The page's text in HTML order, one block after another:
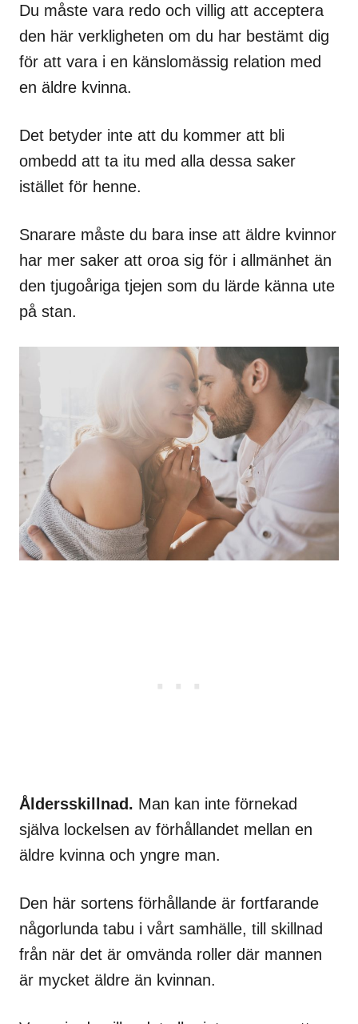
Du måste vara redo och villig att acceptera
den här verkligheten om du har bestämt dig
för att vara i en känslomässig relation med
en äldre kvinna.
Det betyder inte att du kommer att bli
ombedd att ta itu med alla dessa saker
istället för henne.
Snarare måste du bara inse att äldre kvinnor
har mer saker att oroa sig för i allmänhet än
den tjugoåriga tjejen som du lärde känna ute
på stan.
Åldersskillnad. Man kan inte förnekad
själva lockelsen av förhållandet mellan en
äldre kvinna och yngre man.
Den här sortens förhållande är fortfarande
någorlunda tabu i vårt samhälle, till skillnad
från när det är omvända roller där mannen
är mycket äldre än kvinnan.